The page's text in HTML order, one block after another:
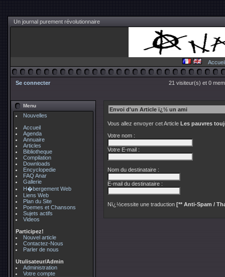
Un journal purement révolutionnaire
Accueil
Se connecter 21 visiteur(s) et 0
Menu
Nouvelles
Accueil
Agenda
Annuaire
Articles
Bibliotheque
Compilation
Downloads
Encyclopedie
FAQ Anar
Gallerie
H�bergement Web
Liens Web
Plan du Site
Poemes et Chansons
Sujets actifs
Videos
Participez!
Nouvel article
Contactez-Nous
Parler de nous
Utulisateur/Admin
Administration
Votre compte
Envoi d'un Article ï¿½ un ami
Vous allez envoyer cet Article Les pauvres
Votre nom :
Votre E-mail :
Nom du destinataire :
E-mail du destinataire :
Nï¿½cessite une traduction [** Anti-Spam /